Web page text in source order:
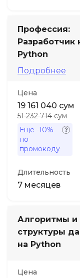
Профессия:
Разработчик
Python
Подробнее
Цена
19 161 040 сум
51 232 714 сум
Ещё -10%
по
промокоду
Длительность
7 месяцев
Алгоритмы и
структуры
на Python
Цена